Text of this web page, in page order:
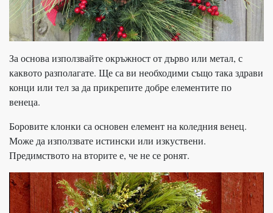
За основа използвайте окръжност от дърво или метал, с
каквото разполагате. Ще са ви необходими също така здрави
конци или тел за да прикрепите добре елементите по
венеца.
Боровите клонки са основен елемент на коледния венец.
Може да използвате истински или изкуствени.
Предимството на вторите е, че не се ронят.